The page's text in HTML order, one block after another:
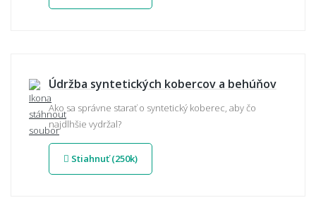
Údržba syntetických kobercov a behúňov
Ako sa správne starať o syntetický koberec, aby čo
najdlhšie vydržal?
Stiahnuť (250k)